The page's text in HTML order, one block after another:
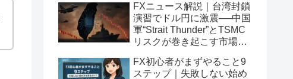
FXニュース解説｜台湾封鎖
演習でドル円に激震──中国
軍“Strait Thunder”とTSMC
リスクが巻き起こす市場の
FX初心者がまずやること9
ステップ｜失敗しない始め